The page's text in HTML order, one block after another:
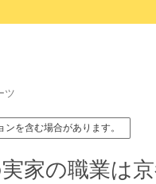
ツ
を含む場合があります。
家の職業は